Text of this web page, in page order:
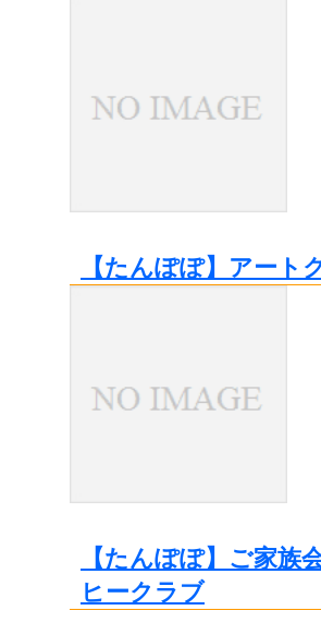
【たんぽぽ】アート
【たんぽぽ】ご家族
ヒークラブ